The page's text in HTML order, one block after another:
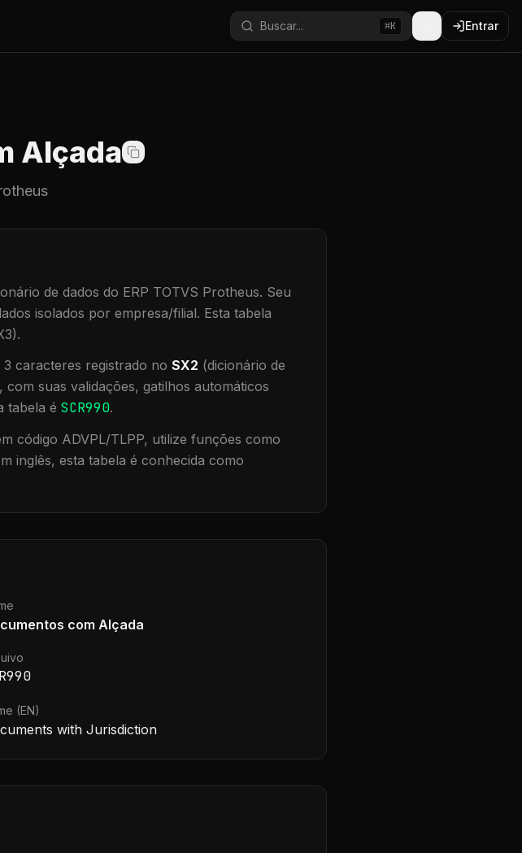
Buscar... ⌘K Entrar
Alçada
de dados do ERP TOTVS Protheus. Seu
isolados por empresa/filial. Esta tabela
caracteres registrado no SX2 (dicionário de
, com suas validações, gatilhos automáticos
tabela é SCR990.
código ADVPL/TLPP, utilize funções como
inglês, esta tabela é conhecida como
com Alçada
(EN)
with Jurisdiction